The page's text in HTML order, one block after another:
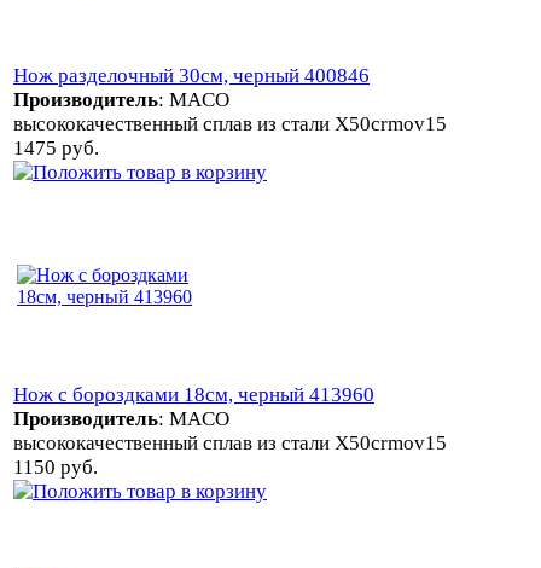
Нож разделочный 30см, черный 400846
Производитель: MACO
высококачественный сплав из стали X50crmov15
1475 руб.
Нож с бороздками 18см, черный 413960
Производитель: MACO
высококачественный сплав из стали X50crmov15
1150 руб.